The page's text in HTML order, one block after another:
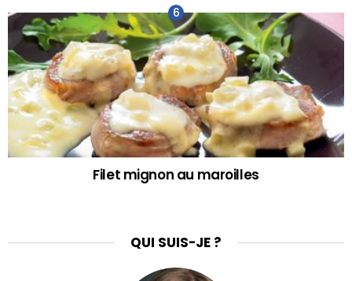
Filet mignon au maroilles
QUI SUIS-JE ?